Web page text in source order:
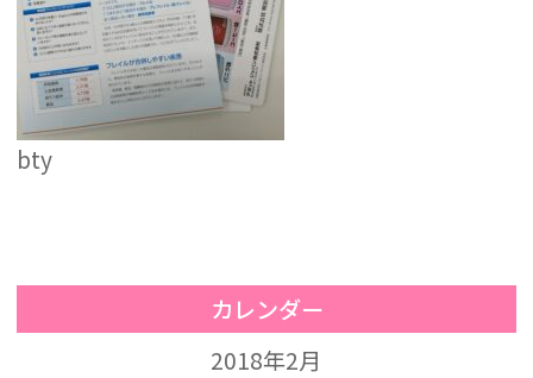
bty
カレンダー
2018年2月